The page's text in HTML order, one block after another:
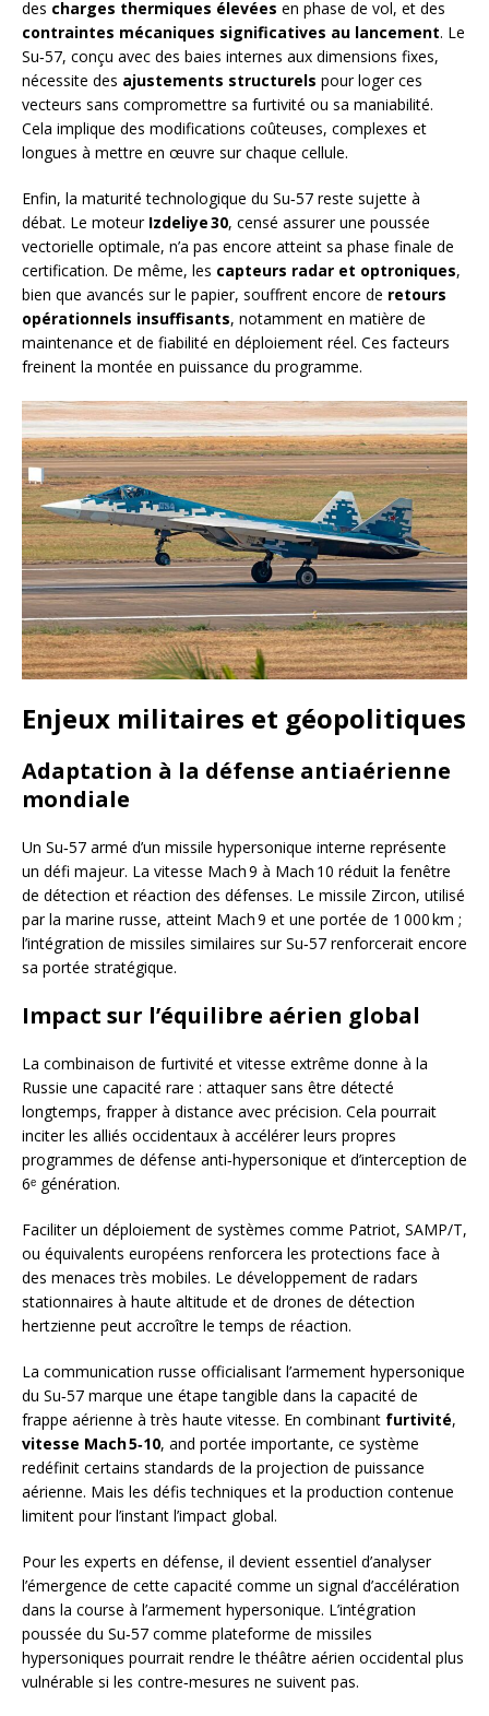
des charges thermiques élevées en phase de vol, et des
contraintes mécaniques significatives au lancement. Le
Su‑57, conçu avec des baies internes aux dimensions fixes,
nécessite des ajustements structurels pour loger ces
vecteurs sans compromettre sa furtivité ou sa maniabilité.
Cela implique des modifications coûteuses, complexes et
longues à mettre en œuvre sur chaque cellule.
Enfin, la maturité technologique du Su‑57 reste sujette à
débat. Le moteur Izdeliye 30, censé assurer une poussée
vectorielle optimale, n’a pas encore atteint sa phase finale de
certification. De même, les capteurs radar et optroniques,
bien que avancés sur le papier, souffrent encore de retours
opérationnels insuffisants, notamment en matière de
maintenance et de fiabilité en déploiement réel. Ces facteurs
freinent la montée en puissance du programme.
Enjeux militaires et géopolitiques
Adaptation à la défense antiaérienne
mondiale
Un Su‑57 armé d’un missile hypersonique interne représente
un défi majeur. La vitesse Mach 9 à Mach 10 réduit la fenêtre
de détection et réaction des défenses. Le missile Zircon, utilisé
par la marine russe, atteint Mach 9 et une portée de 1 000 km ;
l’intégration de missiles similaires sur Su‑57 renforcerait encore
sa portée stratégique.
Impact sur l’équilibre aérien global
La combinaison de furtivité et vitesse extrême donne à la
Russie une capacité rare : attaquer sans être détecté
longtemps, frapper à distance avec précision. Cela pourrait
inciter les alliés occidentaux à accélérer leurs propres
programmes de défense anti‑hypersonique et d’interception de
6ᵉ génération.
Faciliter un déploiement de systèmes comme Patriot, SAMP/T,
ou équivalents européens renforcera les protections face à
des menaces très mobiles. Le développement de radars
stationnaires à haute altitude et de drones de détection
hertzienne peut accroître le temps de réaction.
La communication russe officialisant l’armement hypersonique
du Su‑57 marque une étape tangible dans la capacité de
frappe aérienne à très haute vitesse. En combinant furtivité,
vitesse Mach 5‑10, and portée importante, ce système
redéfinit certains standards de la projection de puissance
aérienne. Mais les défis techniques et la production contenue
limitent pour l’instant l’impact global.
Pour les experts en défense, il devient essentiel d’analyser
l’émergence de cette capacité comme un signal d’accélération
dans la course à l’armement hypersonique. L’intégration
poussée du Su‑57 comme plateforme de missiles
hypersoniques pourrait rendre le théâtre aérien occidental plus
vulnérable si les contre‑mesures ne suivent pas.